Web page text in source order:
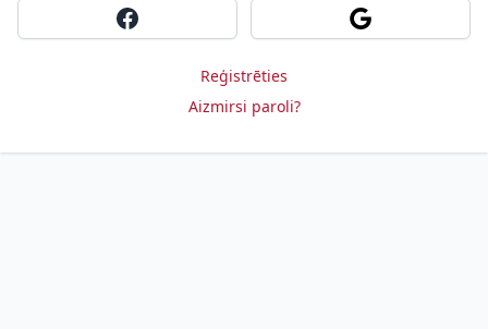
Sign in with Facebook Sign in with
Reģistrēties
Aizmirsi paroli?